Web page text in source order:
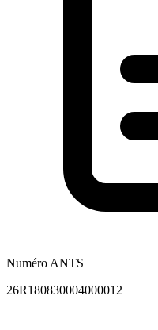
Numéro ANTS
26R180830004000012